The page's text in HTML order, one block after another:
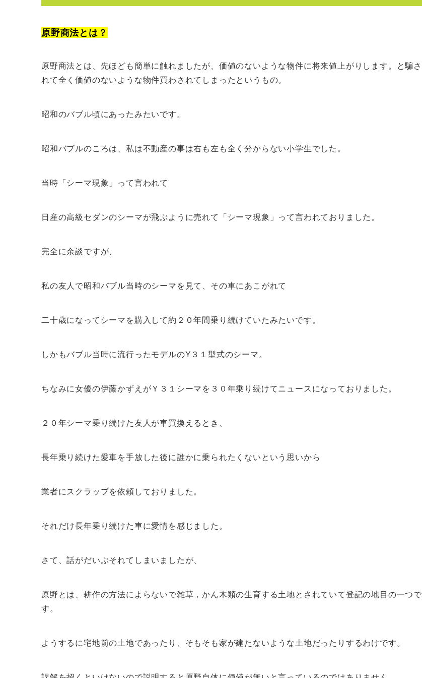
原野商法とは？
原野商法とは、先ほども簡単に触れましたが、価値のないような物件に将来値上がりします。と騙さ
れて全く価値のないような物件買わされてしまったというもの。
昭和のバブル頃にあったみたいです。
昭和バブルのころは、私は不動産の事は右も左も全く分からない小学生でした。
当時「シーマ現象」って言われて
日産の高級セダンのシーマが飛ぶように売れて「シーマ現象」って言われておりました。
完全に余談ですが、
私の友人で昭和バブル当時のシーマを見て、その車にあこがれて
二十歳になってシーマを購入して約２０年間乗り続けていたみたいです。
しかもバブル当時に流行ったモデルのY３１型式のシーマ。
ちなみに女優の伊藤かずえがＹ３１シーマを３０年乗り続けてニュースになっておりました。
２０年シーマ乗り続けた友人が車買換えるとき、
長年乗り続けた愛車を手放した後に誰かに乗られたくないという思いから
業者にスクラップを依頼しておりました。
それだけ長年乗り続けた車に愛情を感じました。
さて、話がだいぶそれてしまいましたが、
原野とは、耕作の方法によらないで雑草，かん木類の生育する土地とされていて登記の地目の一つで
す。
ようするに宅地前の土地であったり、そもそも家が建たないような土地だったりするわけです。